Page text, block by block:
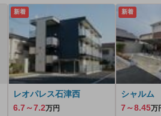
新着
レオパレス石津西
6.7～7.2万円
新着
シャルム
7～8.45万